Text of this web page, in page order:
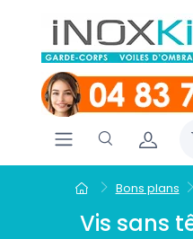
Bons plans
Vis sans